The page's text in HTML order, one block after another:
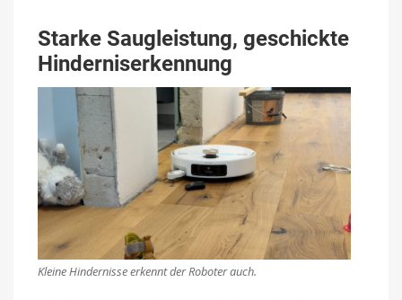
Starke Saugleistung, geschickte
Hinderniserkennung
Kleine Hindernisse erkennt der Roboter auch.